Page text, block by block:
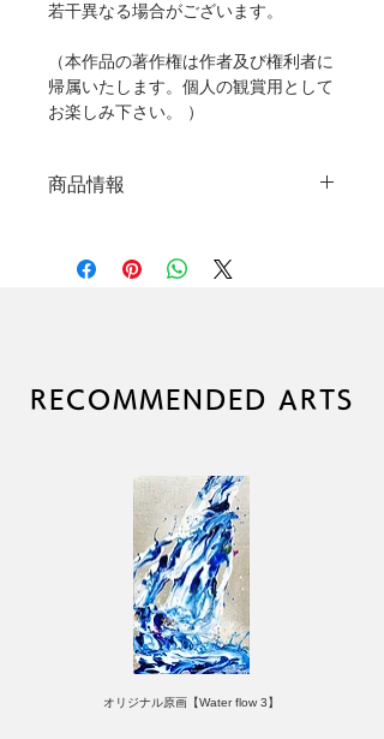
若干異なる場合がございます。
（本作品の著作権は作者及び権利者に
帰属いたします。個人の観賞用として
お楽しみ下さい。 ）
商品情報
制作年：2025年
絵画サイズ：S80号
ノ村先生、山下良平）
RECOMMENDED ARTS
オリジナル原画【Water flow 3】